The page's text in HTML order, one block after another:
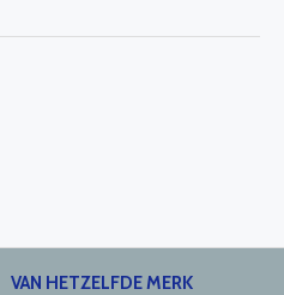
VAN HETZELFDE MERK